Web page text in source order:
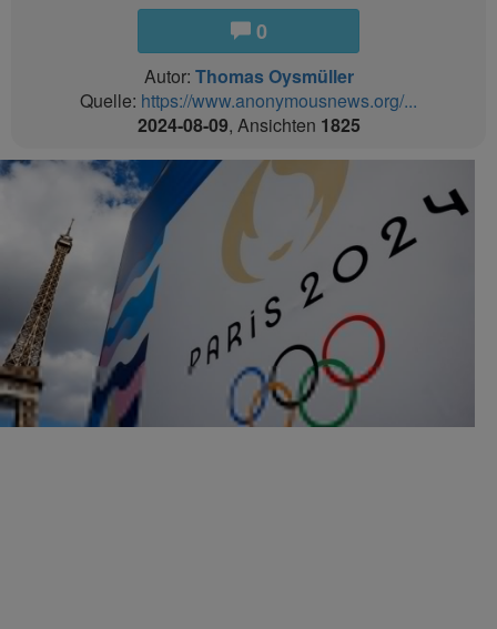
0
Autor: Thomas Oysmüller
Quelle: https://www.anonymousnews.org/...
2024-08-09, Ansichten 1825